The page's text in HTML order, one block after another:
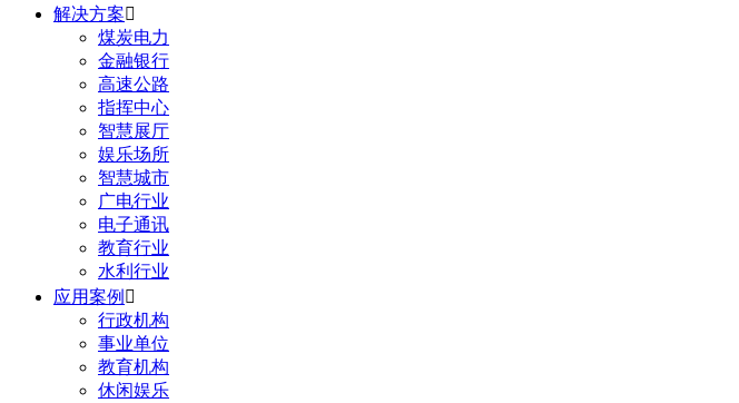
解决方案
煤炭电力
金融银行
高速公路
指挥中心
智慧展厅
娱乐场所
智慧城市
广电行业
电子通讯
教育行业
水利行业
应用案例 
行政机构
事业单位
教育机构
休闲娱乐